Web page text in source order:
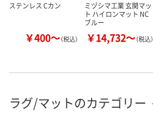
ステンレス Cカン
￥400～（税込）
ミヅシマ工業 玄関マッ
ト ハイロンマット NC
ブルー
￥14,732～（税込）
ラグ/マットのカテゴリー